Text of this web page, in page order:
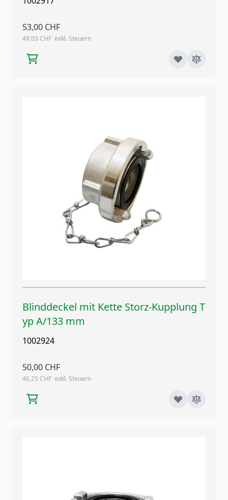
53,00 CHF
49,03 CHF
Blinddeckel mit Kette Storz-Kupplung T
yp A/133 mm
1002924
50,00 CHF
46,25 CHF